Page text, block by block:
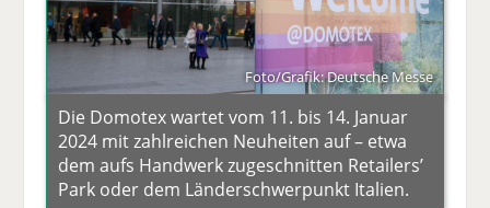
Foto/Grafik: Deutsche Messe
Die Domotex wartet vom 11. bis 14. Januar
2024 mit zahlreichen Neuheiten auf – etwa
dem aufs Handwerk zugeschnitten Retailers’
Park oder dem Länderschwerpunkt Italien.